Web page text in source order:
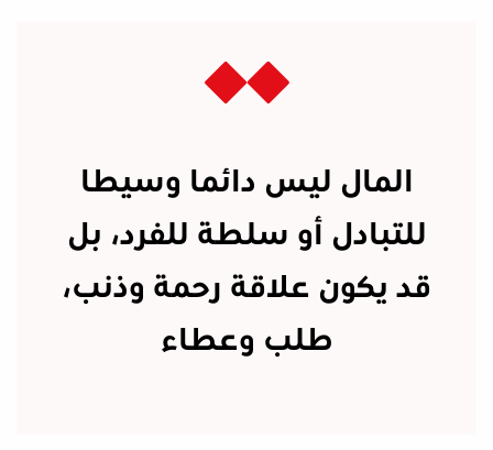
المال ليس دائما وسيطا
للتبادل أو سلطة للفرد، بل
قد يكون علاقة رحمة وذنب،
طلب وعطاء